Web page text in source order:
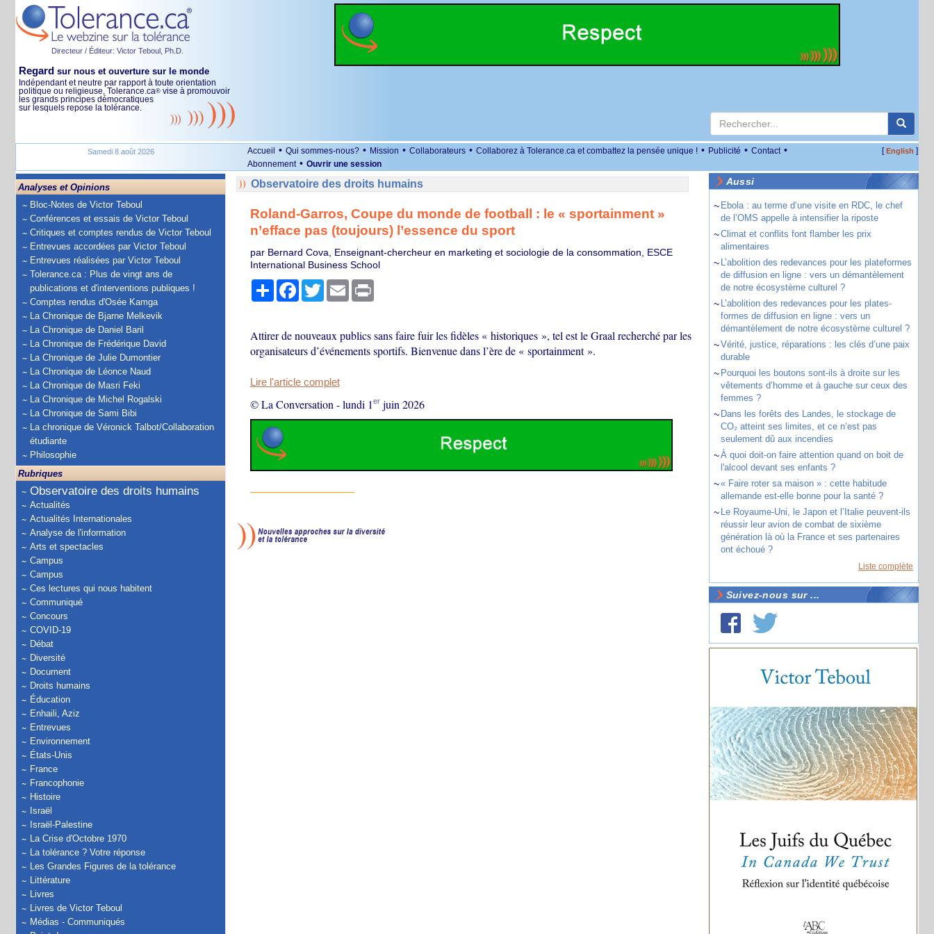
Directeur / Éditeur: Victor Teboul, Ph.D.
Regard sur nous et ouverture sur le monde
Indépendant et neutre par rapport à toute orientation
politique ou religieuse, Tolerance.ca® vise à promouvoir
les grands principes démocratiques
sur lesquels repose la tolérance.
Samedi 8 août 2026 Accueil • Qui sommes-nous? • Mission • Collaborateurs • Collaborez à Tolerance.ca et combattez la pensée unique ! • Publicité • Contact •
Abonnement • Ouvrir une session
[English ]
Analyses et Opinions
Bloc-Notes de Victor Teboul
Conférences et essais de Victor Teboul
Critiques et comptes rendus de Victor Teboul
Entrevues accordées par Victor Teboul
Entrevues réalisées par Victor Teboul
Tolerance.ca : Plus de vingt ans de
publications et d'interventions publiques !
Comptes rendus d'Osée Kamga
La Chronique de Bjarne Melkevik
La Chronique de Daniel Baril
La Chronique de Frédérique David
La Chronique de Julie Dumontier
La Chronique de Léonce Naud
La Chronique de Masri Feki
La Chronique de Michel Rogalski
La Chronique de Sami Bibi
La chronique de Véronick Talbot/Collaboration
étudiante
Philosophie
Rubriques
Observatoire des droits humains
Actualités
Actualités Internationales
Analyse de l'information
Arts et spectacles
Campus
Campus
Ces lectures qui nous habitent
Communiqué
Concours
COVID-19
Débat
Diversité
Document
Droits humains
Éducation
Enhaili, Aziz
Entrevues
Environnement
États-Unis
France
Francophonie
Histoire
Israël
Israël-Palestine
La Crise d'Octobre 1970
La tolérance ? Votre réponse
Les Grandes Figures de la tolérance
Littérature
Livres
Livres de Victor Teboul
Médias - Communiqués
Observatoire des droits humains
Roland-Garros, Coupe du monde de football : le « sportainment »
n’efface pas (toujours) l’essence du sport
par Bernard Cova, Enseignant-chercheur en marketing et sociologie de la consommation, ESCE
International Business School
PartagerFacebook
TwitterEmail Print
Attirer de nouveaux publics sans faire fuir les fidèles « historiques », tel est le Graal recherché par les
organisateurs d’événements sportifs. Bienvenue dans l’ère de « sportainment ».
Lire l'article complet
© La Conversation -lundi 1 erjuin 2026
Aussi
~ Ebola : au terme d’une visite en RDC, le chef
de l’OMS appelle à intensifier la riposte
~Climat et conflits font flamber les prix
alimentaires
~ L’abolition des redevances pour les plateformes
de diffusion en ligne : vers un démantèlement
de notre écosystème culturel ?
~ L’abolition des redevances pour les plates-
formes de diffusion en ligne : vers un
démantèlement de notre écosystème culturel ?
~Vérité, justice, réparations : les clés d’une paix
durable
~ Pourquoi les boutons sont-ils à droite sur les
vêtements d’homme et à gauche sur ceux des
femmes ?
~ Dans les forêts des Landes, le stockage de
CO₂ atteint ses limites, et ce n’est pas
seulement dû aux incendies
~À quoi doit-on faire attention quand on boit de
l'alcool devant ses enfants ?
~« Faire roter sa maison » : cette habitude
allemande est-elle bonne pour la santé ?
~ Le Royaume-Uni, le Japon et l’Italie peuvent-ils
réussir leur avion de combat de sixième
génération là où la France et ses partenaires
ont échoué ?
Liste complète
Suivez-nous sur ...